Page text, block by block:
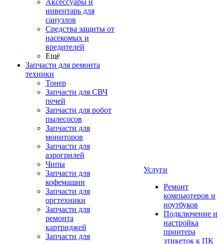
Аксессуары и
инвентарь для
санузлов
Средства защиты от
насекомых и
вредителей
Ещё
Запчасти для ремонта
техники
Тонер
Запчасти для СВЧ
печей
Запчасти для робот
пылесосов
Запчасти для
мониторов
Запчасти для
аэрогрилей
Чипы
Запчасти для
кофемашин
Запчасти для
оргтехники
Запчасти для
ремонта
картриджей
Запчасти для
Услуги
Ремонт
компьютеров и
ноутбуков
Подключение и
настройка
принтера
этикеток к ПК